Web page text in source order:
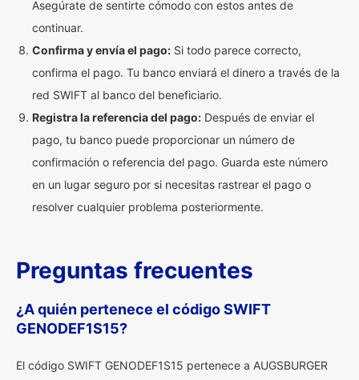
Asegúrate de sentirte cómodo con estos antes de
continuar.
Confirma y envía el pago: Si todo parece correcto,
confirma el pago. Tu banco enviará el dinero a través de la
red SWIFT al banco del beneficiario.
Registra la referencia del pago: Después de enviar el
pago, tu banco puede proporcionar un número de
confirmación o referencia del pago. Guarda este número
en un lugar seguro por si necesitas rastrear el pago o
resolver cualquier problema posteriormente.
Preguntas frecuentes
¿A quién pertenece el código SWIFT
GENODEF1S15?
El código SWIFT GENODEF1S15 pertenece a AUGSBURGER